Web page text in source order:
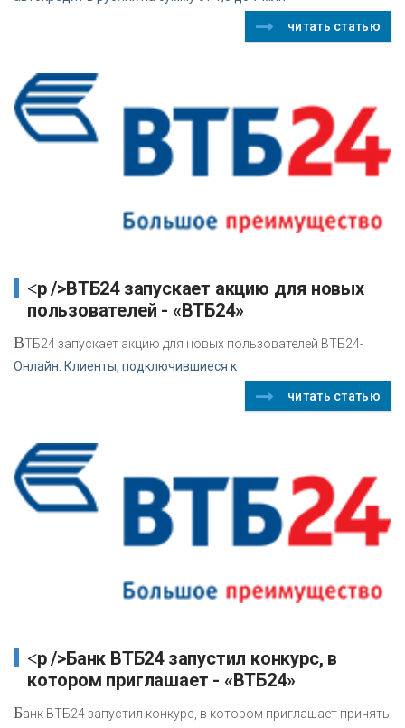
читать статью
<p />ВТБ24 запускает акцию для новых
пользователей - «ВТБ24»
ВТБ24 запускает акцию для новых пользователей ВТБ24-
Онлайн. Клиенты, подключившиеся к
читать статью
<p />Банк ВТБ24 запустил конкурс, в
котором приглашает - «ВТБ24»
Банк ВТБ24 запустил конкурс, в котором приглашает принять